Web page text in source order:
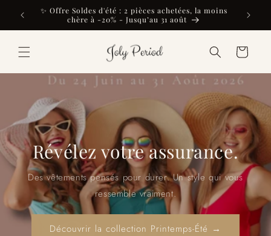
passer
qui
✨ Offre Soldes d'été : 2 pièces achetées, la moins
chère à -20% - Jusqu’au 31 août
Panier
Révélez votre assurance.
Des vêtements pensés pour durer. Un style qui vous
ressemble vraiment.
Découvrir la collection Printemps-Été →